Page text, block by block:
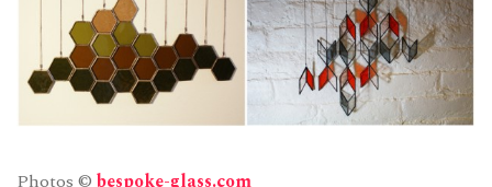
Photos © bespoke-glass.com